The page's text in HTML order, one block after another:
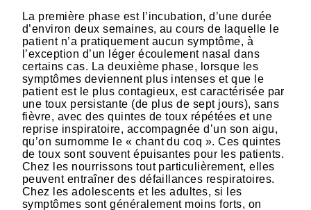
La première phase est l’incubation, d’une durée
d’environ deux semaines, au cours de laquelle le
patient n’a pratiquement aucun symptôme, à
l’exception d’un léger écoulement nasal dans
certains cas. La deuxième phase, lorsque les
symptômes deviennent plus intenses et que le
patient est le plus contagieux, est caractérisée par
une toux persistante (de plus de sept jours), sans
fièvre, avec des quintes de toux répétées et une
reprise inspiratoire, accompagnée d’un son aigu,
qu’on surnomme le « chant du coq ». Ces quintes
de toux sont souvent épuisantes pour les patients.
Chez les nourrissons tout particulièrement, elles
peuvent entraîner des défaillances respiratoires.
Chez les adolescents et les adultes, si les
symptômes sont généralement moins forts, on